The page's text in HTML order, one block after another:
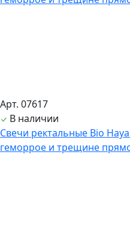
Арт. 07617
В наличии
Свечи ректальные Bio
геморрое и трещине